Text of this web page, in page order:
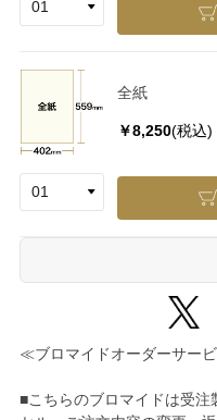
全紙
￥8,250(税込)
≪ブロマイドオーダーサー
■こちらのブロマイドは受